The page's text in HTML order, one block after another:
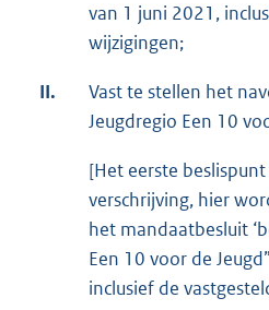
van 1 juni 2021,
wijzigingen;
II.
Vast te stellen het
Jeugdregio Een 10
[Het eerste
verschrijving, hier
het mandaatbesluit
Een 10 voor de
inclusief de